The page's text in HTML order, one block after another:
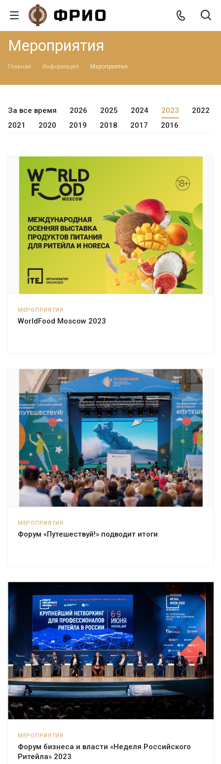
Мероприятия
Главная Информация Мероприятия
За все время 2026 2025 2024 2023
2022
2021
2020 2019 2018 2017 2016
МЕРОПРИЯТИЯ
WorldFood Moscow 2023
МЕРОПРИЯТИЯ
Форум «Путешествуй!» подводит итоги
МЕРОПРИЯТИЯ
Форум бизнеса и власти «Неделя Российского
Ритейла» 2023